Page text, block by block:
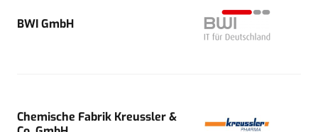
BWI GmbH
Chemische Fabrik Kreussler &